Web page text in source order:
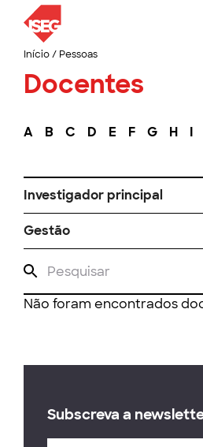
Início/ Pessoas
Docentes
A B C D E F G H I
Investigador principal
Gestão
Não foram encontrados
Subscreva a